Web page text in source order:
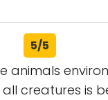
5/5
animals
creatures is